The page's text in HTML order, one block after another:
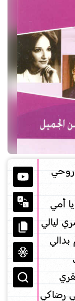
روحي
أمي
ليالي
رضاكي